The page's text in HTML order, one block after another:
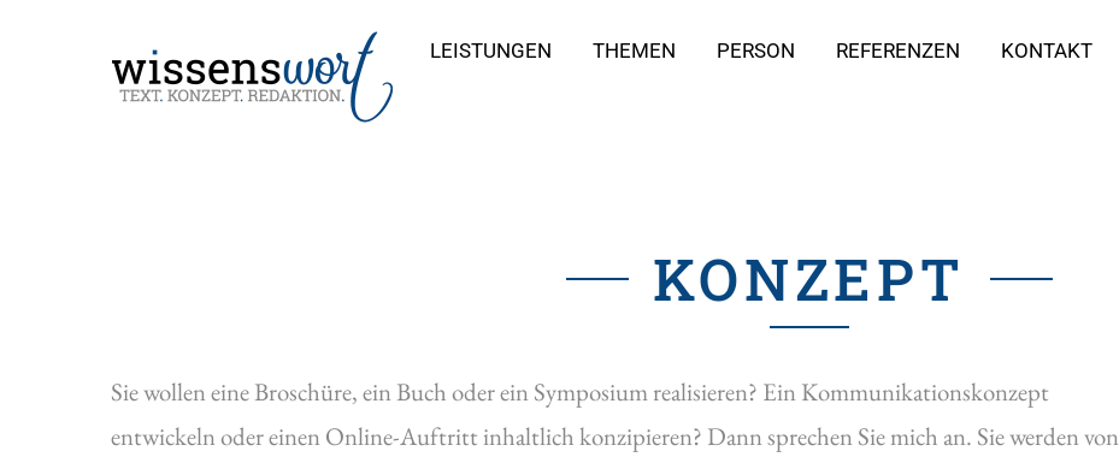
LEISTUNGEN THEMEN PERSON REFERENZEN KONTAKT
KONZEPT
Sie wollen eine Broschüre, ein Buch oder ein Symposium realisieren? Ein Kommunikationskonzept
entwickeln oder einen Online-Auftritt inhaltlich konzipieren? Dann sprechen Sie mich an. Sie werden von